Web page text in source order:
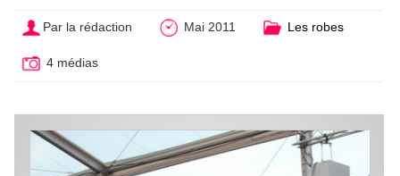
Par la rédaction Mai 2011 Les robes
4 médias